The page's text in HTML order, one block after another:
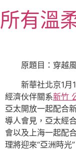
至
主所有溫
原題目：穿越風
新華社北京1月
經濟伙伴關系新竹
亞太開放一起配合
導人會見，亞太經
會以及上海一起配
理將迎來“亞洲時光